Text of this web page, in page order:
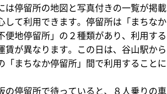
は停留所の地図と写真付きの一覧が掲載
して利用できます。停留所は「まちなか
便地停留所」の２種類があり、利用する
賃が異なります。この日は、谷山駅から
「まちなか停留所」間で利用することに
の停留所で待っていると、８人乗りの車